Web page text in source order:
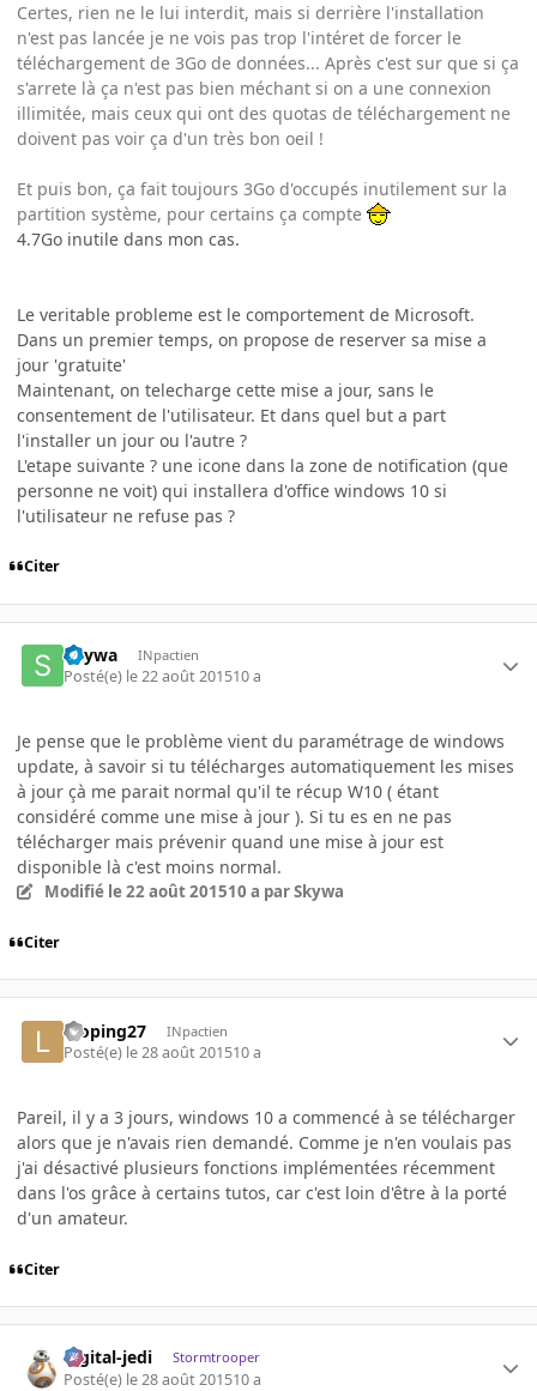
Certes, rien ne le lui interdit, mais si derrière l'installation
n'est pas lancée je ne vois pas trop l'intéret de forcer le
téléchargement de 3Go de données... Après c'est sur que si ça
s'arrete là ça n'est pas bien méchant si on a une connexion
illimitée, mais ceux qui ont des quotas de téléchargement ne
doivent pas voir ça d'un très bon oeil !
Et puis bon, ça fait toujours 3Go d'occupés inutilement sur la
partition système, pour certains ça compte
4.7Go inutile dans mon cas.
Le veritable probleme est le comportement de Microsoft.
Dans un premier temps, on propose de reserver sa mise a
jour 'gratuite'
Maintenant, on telecharge cette mise a jour, sans le
consentement de l'utilisateur. Et dans quel but a part
l'installer un jour ou l'autre ?
L'etape suivante ? une icone dans la zone de notification (que
personne ne voit) qui installera d'office windows 10 si
l'utilisateur ne refuse pas ?
Citer
Skywa INpactien
Posté(e) le 22 août 201510 a
Je pense que le problème vient du paramétrage de windows
update, à savoir si tu télécharges automatiquement les mises
à jour çà me parait normal qu'il te récup W10 ( étant
considéré comme une mise à jour ). Si tu es en ne pas
télécharger mais prévenir quand une mise à jour est
disponible là c'est moins normal.
Modifié le 22 août 201510 a par Skywa
Citer
looping27 INpactien
Posté(e) le 28 août 201510 a
Pareil, il y a 3 jours, windows 10 a commencé à se télécharger
alors que je n'avais rien demandé. Comme je n'en voulais pas
j'ai désactivé plusieurs fonctions implémentées récemment
dans l'os grâce à certains tutos, car c'est loin d'être à la porté
d'un amateur.
Citer
digital-jedi Stormtrooper
Posté(e) le 28 août 201510 a